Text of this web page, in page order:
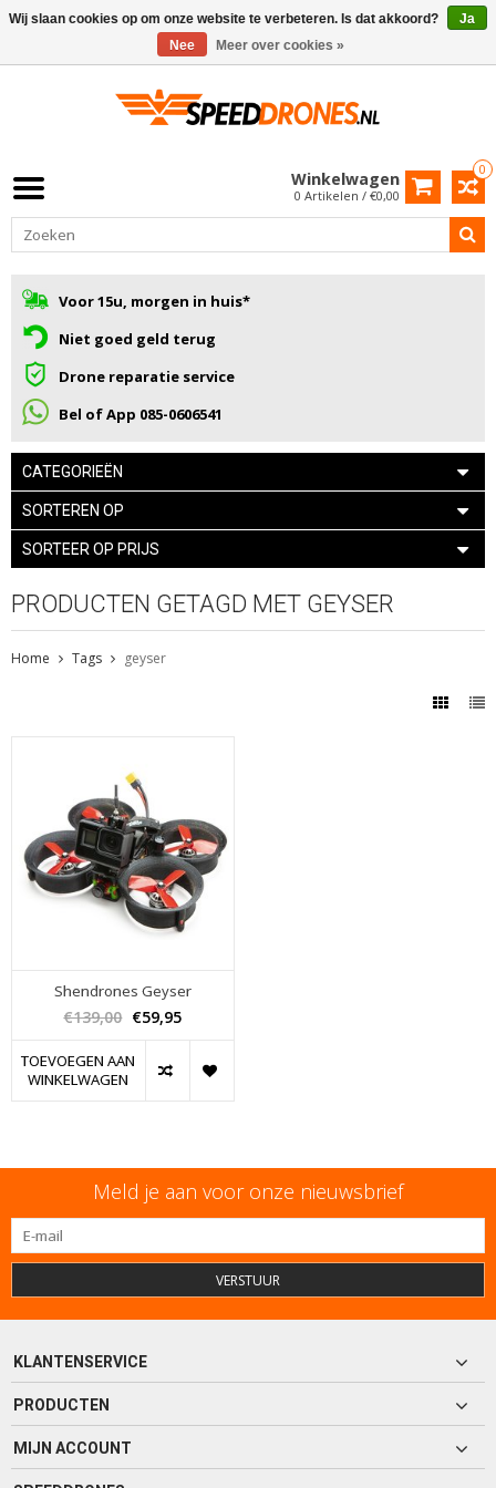
0
Winkelwagen
0 Artikelen / €0,00
Voor 15u, morgen in huis*
Niet goed geld terug
Drone reparatie service
Bel of App 085-0606541
CATEGORIEËN
SORTEREN OP
SORTEER OP PRIJS
PRODUCTEN GETAGD MET GEYSER
Home Tags geyser
Shendrones Geyser
€139,00 €59,95
TOEVOEGEN AAN
WINKELWAGEN
Meld je aan voor onze nieuwsbrief
VERSTUUR
KLANTENSERVICE
PRODUCTEN
MIJN ACCOUNT
Wij slaan cookies op om onze website te verbeteren. Is dat akkoord?
Ja
Nee
Meer over cookies »